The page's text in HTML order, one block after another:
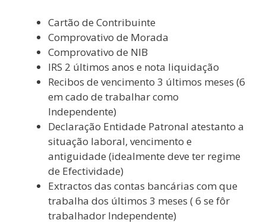
Cartão de Contribuinte
Comprovativo de Morada
Comprovativo de NIB
IRS 2 últimos anos e nota liquidação
Recibos de vencimento 3 últimos meses (6
em cado de trabalhar como
Independente)
Declaração Entidade Patronal atestanto a
situação laboral, vencimento e
antiguidade (idealmente deve ter regime
de Efectividade)
Extractos das contas bancárias com que
trabalha dos últimos 3 meses ( 6 se fôr
trabalhador Independente)